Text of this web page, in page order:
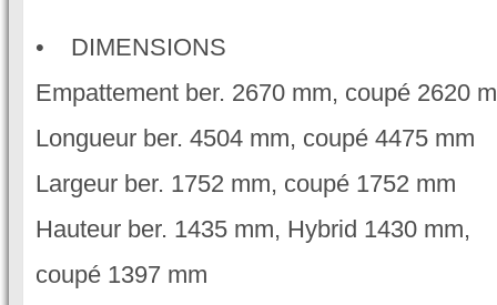
• DIMENSIONS
Empattement ber. 2670 mm, coupé 2620
Longueur ber. 4504 mm, coupé 4475 mm
Largeur ber. 1752 mm, coupé 1752 mm
Hauteur ber. 1435 mm, Hybrid 1430 mm,
coupé 1397 mm